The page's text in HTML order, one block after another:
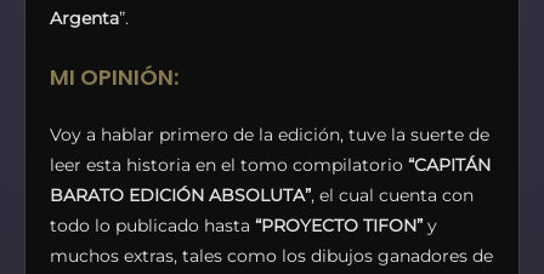
Argenta”.
MI OPINIÓN:
Voy a hablar primero de la edición, tuve la suerte de
leer esta historia en el tomo compilatorio “CAPITÁN
BARATO EDICIÓN ABSOLUTA”, el cual cuenta con
todo lo publicado hasta “PROYECTO TIFON” y
muchos extras, tales como los dibujos ganadores de